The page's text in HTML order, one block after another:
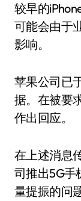
较早的
可能会由于
影响。
苹果公司已
据。在被要
作出回应。
在上述消息
司推出5G手
量提振的问